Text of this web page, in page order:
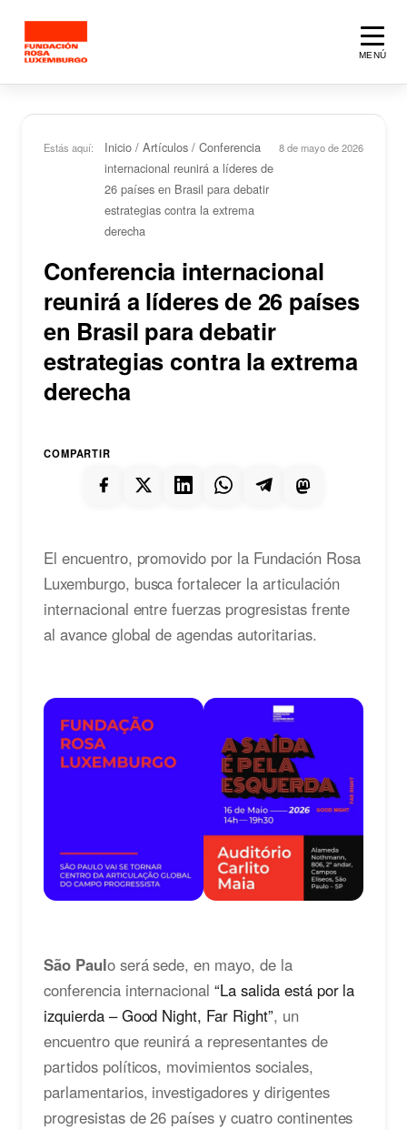
MENÚ
Estás aquí: Inicio / Artículos / Conferencia
internacional reunirá a líderes de
26 países en Brasil para debatir
estrategias contra la extrema
derecha
8 de mayo de 2026
Conferencia internacional
reunirá a líderes de 26 países
en Brasil para debatir
estrategias contra la extrema
derecha
COMPARTIR
El encuentro, promovido por la Fundación Rosa
Luxemburgo, busca fortalecer la articulación
internacional entre fuerzas progresistas frente
al avance global de agendas autoritarias.
São Paulo será sede, en mayo, de la
conferencia internacional“La salida está por la
izquierda – Good Night, Far Right”, un
encuentro que reunirá a representantes de
partidos políticos, movimientos sociales,
parlamentarios, investigadores y dirigentes
progresistas de 26 países y cuatro continentes